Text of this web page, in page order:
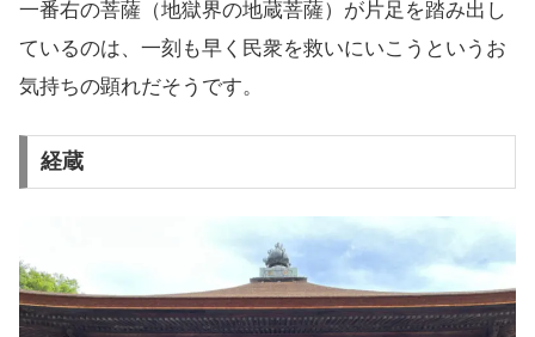
一番右の菩薩（地獄界の地蔵菩薩）が片足を踏み出し
ているのは、一刻も早く民衆を救いにいこうというお
気持ちの顕れだそうです。
経蔵